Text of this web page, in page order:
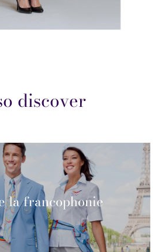
discover
la francophonie